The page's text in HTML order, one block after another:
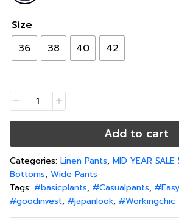
Size
36
38 40 42
Add to cart
Categories: Linen Pants, MID YEAR
Bottoms, Wide Pants
Tags: #basicplants, #Casualpants,
#goodinvest, #japanlook, #Workingchic